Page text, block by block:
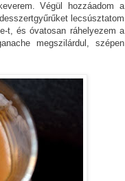
Végül hozzáadom a
lecsúsztatom
t, és óvatosan ráhelyezem a
megszilárdul, szépen